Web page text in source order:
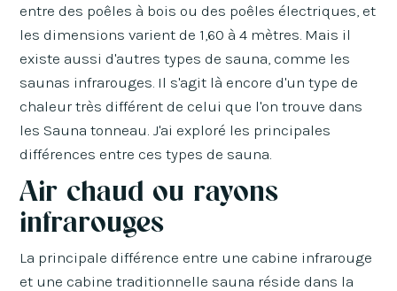
entre des poêles à bois ou des poêles électriques, et
les dimensions varient de 1,60 à 4 mètres. Mais il
existe aussi d'autres types de sauna, comme les
saunas infrarouges. Il s'agit là encore d'un type de
chaleur très différent de celui que l'on trouve dans
les Sauna tonneau. J'ai exploré les principales
différences entre ces types de sauna.
Air chaud ou rayons
infrarouges
La principale différence entre une cabine infrarouge
et une cabine traditionnelle sauna réside dans la